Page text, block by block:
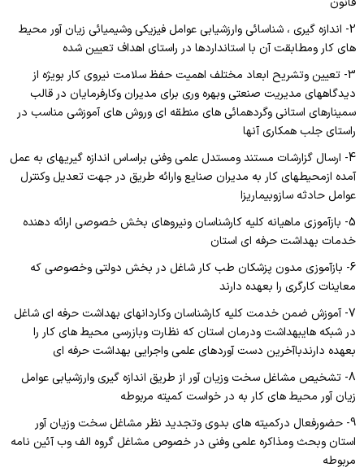
2- اندازه گیری ، شناسائی وارزشیابی عوامل فیزیکی وشیمیائی زیان آور محیط
های کار ومطابقت آن با استانداردها در راستای اهداف تعیین شده
3- تعیین وتشریح ابعاد مختلف اهمیت حفظ سلامت نیروی کار بویژه از
دیدگاههای مدیریت صنعتی وبهره وری برای مدیران وکارفرمایان در قالب
سمینارهای استانی وگردهمائی های منطقه ای وروش های آموزشی مناسب در
راستای جلب همکاری آنها
4- ارسال گزارشات مستند ومستدل علمی وفنی براساس اندازه گیریهای به عمل
آمده ازمحیطهای کار به مدیران صنایع وارائه طریق در جهت تعدیل وکنترل
عوامل حادثه سازوبیماریزا
5- بازآموزی ماهیانه کلیه کارشناسان ونیروهای بخش خصوصی ارائه دهنده
خدمات بهداشت حرفه ای استان
6- بازآموزی مدون پزشکان طب کار شاغل در بخش دولتی وخصوصی که
معاینات کارگری را بعهده دارند
7- آموزش ضمن خدمت کلیه کارشناسان وکاردانهای بهداشت حرفه ای شاغل
در شبکه هایبهداشت ودرمان استان که نظارت وبازرسی محیط های کار را
بعهده دارندباآخرین دست آوردهای علمی واجرایی بهداشت حرفه ای
8- تشخیص مشاغل سخت وزیان آور از طریق اندازه گیری وارزشیابی عوامل
زیان آور محیط های کار به در خواست کمیته مربوطه
9- حضورفعال درکمیته های بدوی وتجدید نظر مشاغل سخت وزیان آور
استان وبحث ومذاکره علمی وفنی در خصوص مشاغل گروه الف وب آئین نامه
مربوطه